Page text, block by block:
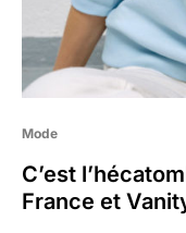
Mode
C’est
France et